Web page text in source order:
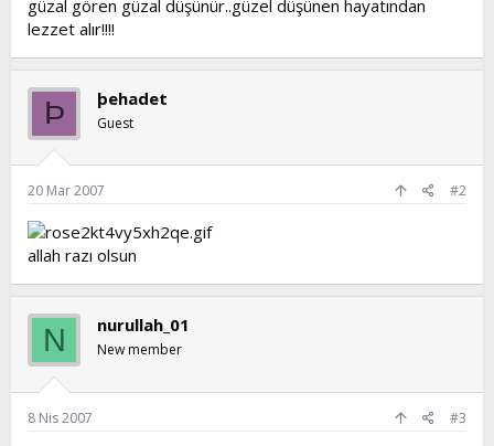
t
a
n
i
güzal gören güzal düşünür..güzel düşünen hayatından
lezzet alır!!!!
Þ þehadet
Guest
20 Mar 2007 #2
allah razı olsun
N nurullah_01
New member
8 Nis 2007 #3